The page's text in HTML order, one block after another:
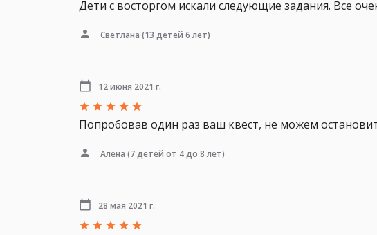
Дети с восторгом искали следующие задания. Все
Светлана (13 детей 6 лет)
12 июня 2021 г.
Попробовав один раз ваш квест, не можем
Алена (7 детей от 4 до 8 лет)
28 мая 2021 г.